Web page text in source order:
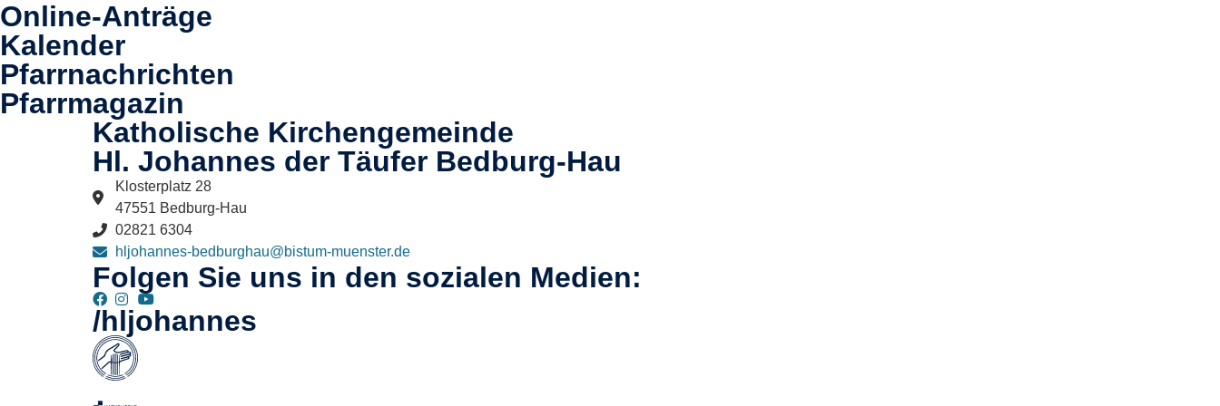
Online-Anträge
Kalender
Pfarrnachrichten
Pfarrmagazin
Katholische Kirchengemeinde
Hl. Johannes der Täufer Bedburg-Hau​
Klosterplatz 28
47551 Bedburg-Hau
02821 6304
hljohannes-bedburghau@bistum-muenster.de
Folgen Sie uns in den sozialen Medien:
/hljohannes